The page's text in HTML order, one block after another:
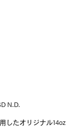
N.D.
したオリジナル14oz